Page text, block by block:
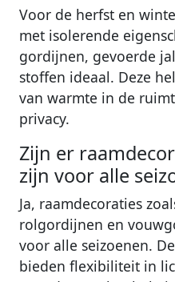
Voor de herfst en
met isolerende
gordijnen, gevoerde
stoffen ideaal. Deze
van warmte in de
privacy.
Zijn er
zijn voor alle
Ja, raamdecoraties
rolgordijnen en
voor alle seizoenen.
bieden flexibiliteit in